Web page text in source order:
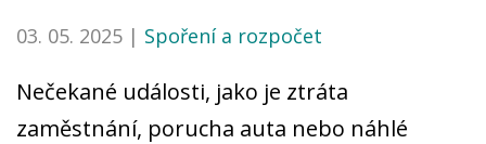
03. 05. 2025 | Spoření a rozpočet
Nečekané události, jako je ztráta
zaměstnání, porucha auta nebo náhlé